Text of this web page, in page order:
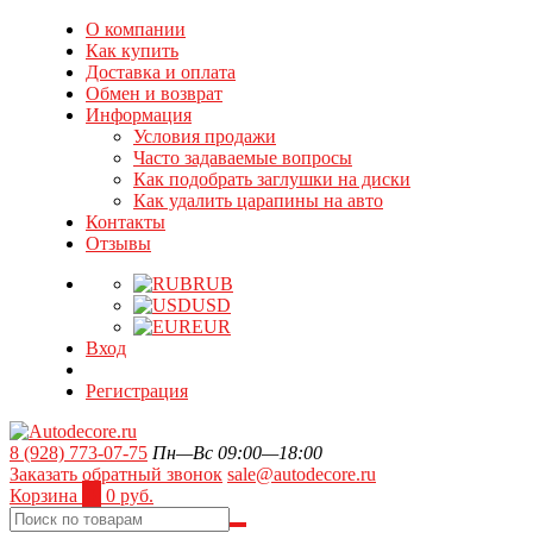
О компании
Как купить
Доставка и оплата
Обмен и возврат
Информация
Условия продажи
Часто задаваемые вопросы
Как подобрать заглушки на диски
Как удалить царапины на авто
Контакты
Отзывы
RUB
USD
EUR
Вход
Регистрация
8 (928) 773-07-75 Пн—Вс 09:00—18:00
Заказать обратный звонок sale@autodecore.ru
Корзина
0 руб.